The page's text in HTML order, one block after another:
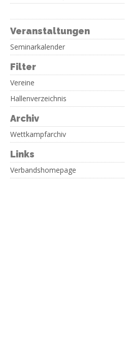
Veranstaltungen
Seminarkalender
Filter
Vereine
Hallenverzeichnis
Archiv
Wettkampfarchiv
Links
Verbandshomepage